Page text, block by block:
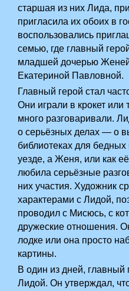
старшая из них Лида,
пригласила их обоих в
воспользовались
семью, где главный
младшей дочерью
Екатериной Павловной.
Главный герой стал
Они играли в крокет или
много разговаривали.
о серьёзных делах — о
библиотеках для
уезде, а Женя, или как
любила серьёзные
них участия. Художник
характерами с Лидой,
проводил с Мисюсь, с
дружеские отношения.
лодке или она просто
картины.
В один из дней, главный
Лидой. Он утверждал,